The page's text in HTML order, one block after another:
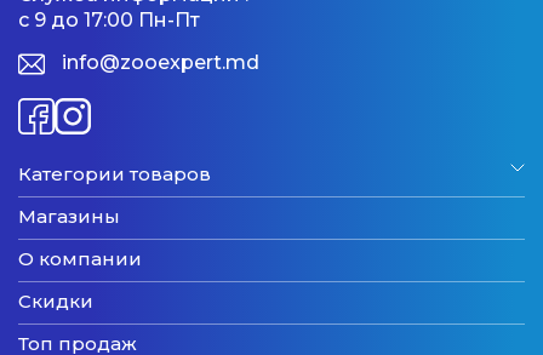
с 9 до 17:00 Пн-Пт
info@zooexpert.md
Категории товаров
Магазины
О компании
Скидки
Топ продаж